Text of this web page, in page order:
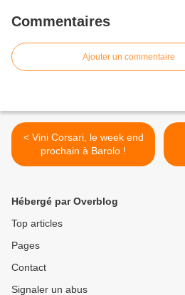
Commentaires
Ajouter un commentaire
< Vini Corsari, le week end
prochain à Barolo !
Hébergé par Overblog
Top articles
Pages
Contact
Signaler un abus